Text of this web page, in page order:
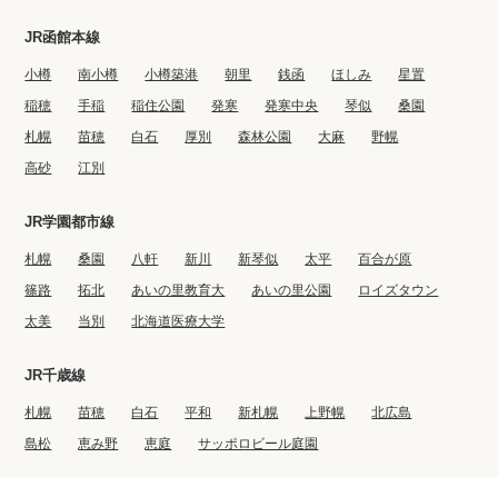
JR函館本線
小樽 南小樽 小樽築港 朝里 銭函 ほしみ
星置
稲穂
手稲 稲住公園 発寒 発寒中央 琴似
桑園
札幌
苗穂 白石 厚別 森林公園 大麻
野幌
高砂
江別
JR学園都市線
札幌 桑園 八軒 新川 新琴似 太平
百合が原
篠路
拓北 あいの里教育大 あいの里公園
ロイズタウン
太美
当別 北海道医療大学
JR千歳線
札幌 苗穂 白石 平和 新札幌 上野幌
北広島
島松
恵み野 恵庭 サッポロビール庭園